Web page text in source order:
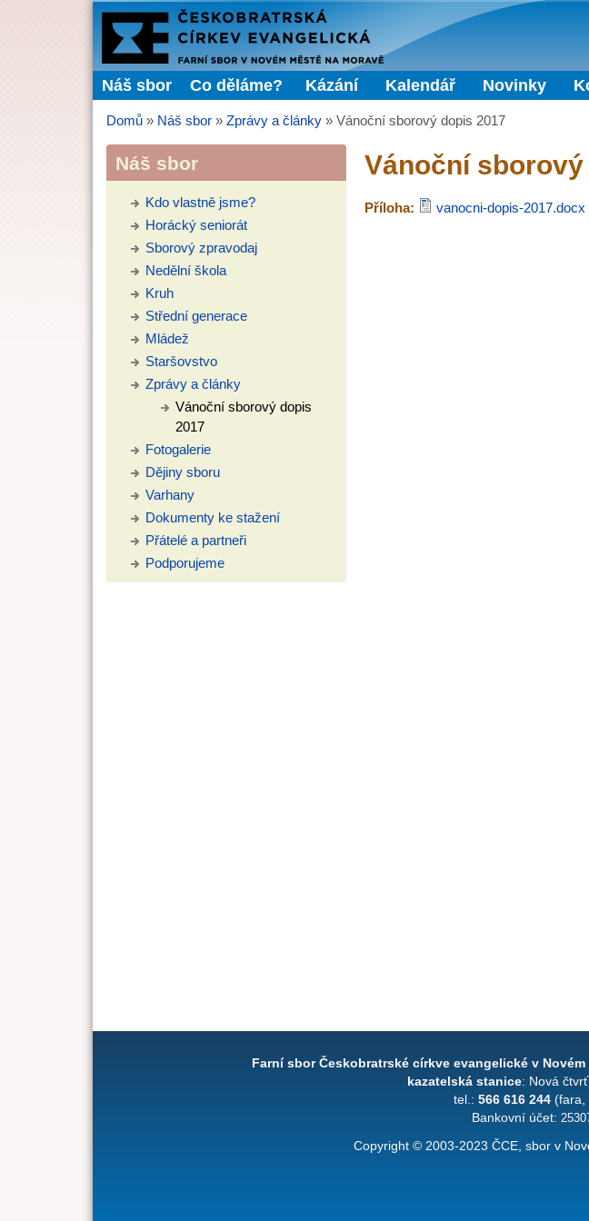
FARNÍ
SBOR
ČCE
Hlavní menu
Náš sbor Co děláme? Kázání Kalendář Novinky
Jste zde
Domů » Náš sbor » Zprávy a články » Vánoční sborový dopis 2017
Vánoční sborový
Příloha: vanocni-dopis-2017.docx
Náš sbor
Kdo vlastně jsme?
Horácký seniorát
Sborový zpravodaj
Nedělní škola
Kruh
Střední generace
Mládež
Staršovstvo
Zprávy a články
Vánoční sborový dopis
2017
Fotogalerie
Dějiny sboru
Varhany
Dokumenty ke stažení
Přátelé a partneři
Podporujeme
Farní sbor Českobratrské církve evangelické v Novém
kazatelská stanice: Nová
tel.: 566 616 244(fara,
Bankovní účet:
Copyright © 2003-2023 ČCE, sbor v